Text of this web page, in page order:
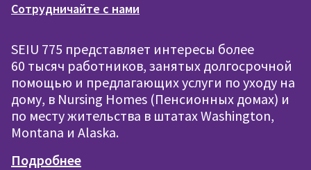
Сотрудничайте с нами
SEIU 775 представляет интересы более
60 тысяч работников, занятых долгосрочной
помощью и предлагающих услуги по уходу на
дому, в Nursing Homes (Пенсионных домах) и
по месту жительства в штатах Washington,
Montana и Alaska.
Подробнее